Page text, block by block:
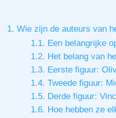
1. Wie zijn de auteurs van
1.1. Een belangrijke
1.2. Het belang van
1.3. Eerste figuur:
1.4. Tweede figuur:
1.5. Derde figuur:
1.6. Hoe hebben ze